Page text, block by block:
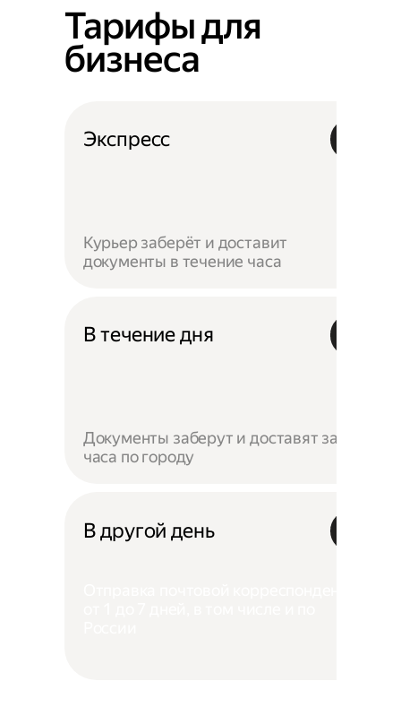
Тарифы для
бизнеса
Экспресс
Курьер заберёт и доставит
документы в течение часа
В течение дня
Документы заберут и доставят за 4
часа по городу
В другой день